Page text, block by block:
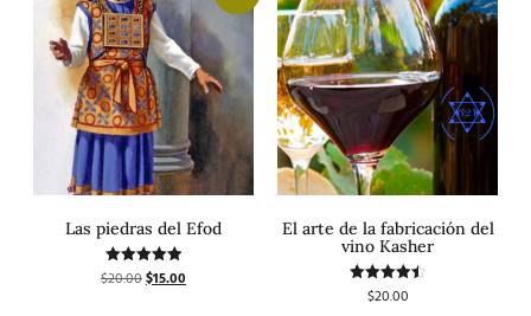
Las piedras del Efod
Valorado
con
$20.00$15.00
El arte de la fabricación del
vino Kasher
Valorado
$20.00